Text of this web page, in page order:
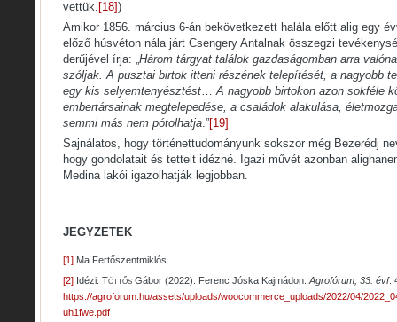
vettük. [18])
Amikor 1856. március 6-án bekövetkezett halála előtt alig egy
előző húsvéton nála járt Csengery Antalnak összegzi
derűjével írja: „Három tárgyat találok gazdaságomban arra
szóljak. A pusztai birtok itteni részének telepítését, a nagyobb
egy kis selyemtenyésztést…A nagyobb birtokon azon sokféle
embertársainak megtelepedése, a családok alakulása,
semmi más nem pótolhatja.”[19]
Sajnálatos, hogy történettudományunk sokszor még Bezerédj
hogy gondolatait és tetteit idézné. Igazi művét azonban
Medina lakói igazolhatják legjobban.
JEGYZETEK
[1] Ma Fertőszentmiklós.
[2] Idézi: Töttős Gábor (2022): Ferenc Jóska Kajmádon. Agrofórum, 33. évf.
https://agroforum.hu/assets/uploads/woocommerce_uploads/2022/04/
uh1fwe.pdf